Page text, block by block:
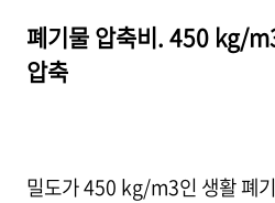
폐기물 압축비. 450 kg/
압축
밀도가 450 kg/m3인 생활 폐